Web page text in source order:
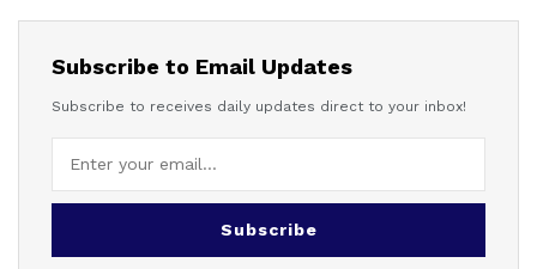
Subscribe to Email Updates
Subscribe to receives daily updates direct to your inbox!
Subscribe